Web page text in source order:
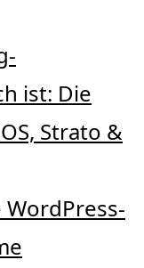
ist: Die
Strato &